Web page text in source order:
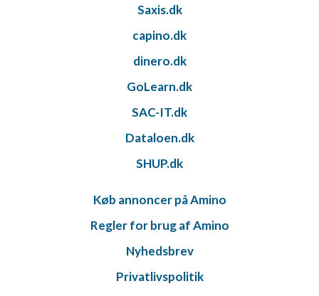
Saxis.dk
capino.dk
dinero.dk
GoLearn.dk
SAC-IT.dk
Dataloen.dk
SHUP.dk
Køb annoncer på Amino
Regler for brug af Amino
Nyhedsbrev
Privatlivspolitik